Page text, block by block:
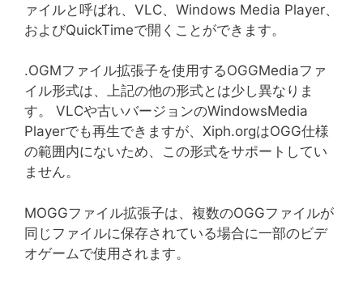
ァイルと呼ばれ、VLC、Windows Media Player、
およびQuickTimeで開くことができます。
.OGMファイル拡張子を使用するOGGMediaファ
イル形式は、上記の他の形式とは少し異なりま
す。 VLCや古いバージョンのWindowsMedia
Playerでも再生できますが、Xiph.orgはOGG仕様
の範囲内にないため、この形式をサポートしてい
ません。
MOGGファイル拡張子は、複数のOGGファイルが
同じファイルに保存されている場合に一部のビデ
オゲームで使用されます。